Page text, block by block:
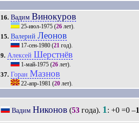
16. Вадим Винокуров
25-июл-1975 (26 лет).
15. ВалерийЛеонов
17-сен-1980 (21 год).
9. Алексей Шерстнёв
1-май-1975 (26 лет).
37. Горан Мазнов
22-апр-1981 (20 лет).
Вадим Никонов (53 года). 1 : +0 =0 –1